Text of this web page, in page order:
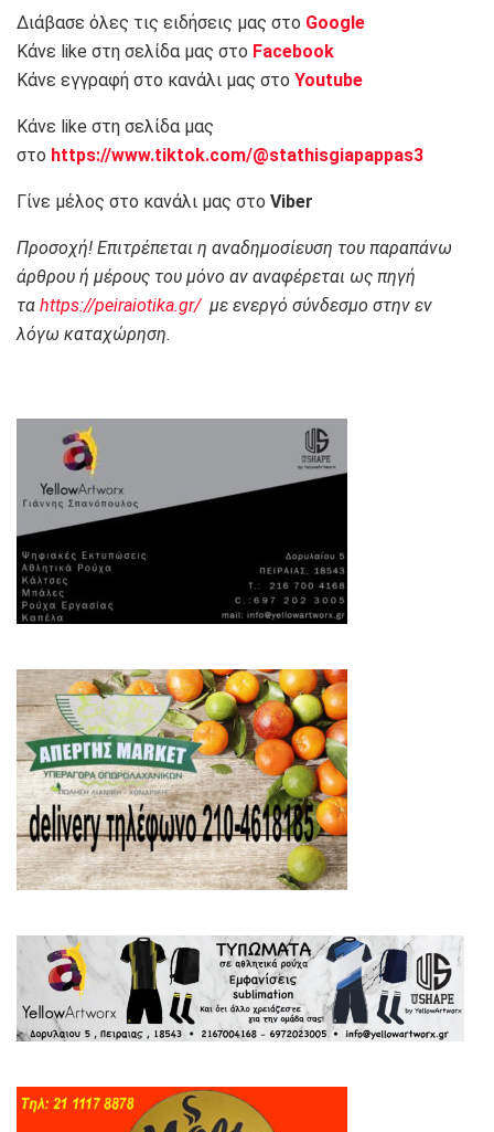
Διάβασε όλες τις ειδήσεις μας στο Google
Κάνε like στη σελίδα μας στο Facebook
Κάνε εγγραφή στο κανάλι μας στο Youtube
Κάνε like στη σελίδα μας
στο https://www.tiktok.com/@stathisgiapappas3
Γίνε μέλος στο κανάλι μας στο Viber
Προσοχή! Επιτρέπεται η αναδημοσίευση του παραπάνω
άρθρου ή μέρους του μόνο αν αναφέρεται ως πηγή
τα https://peiraiotika.gr/με ενεργό σύνδεσμο στην εν
λόγω καταχώρηση.